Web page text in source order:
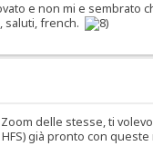
e non mi e sembrato
saluti, french.
delle stesse, ti
già pronto con